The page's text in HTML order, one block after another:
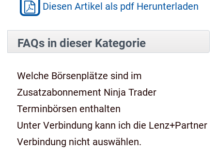
Diesen Artikel als pdf Herunterladen
FAQs in dieser Kategorie
Welche Börsenplätze sind im
Zusatzabonnement Ninja Trader
Terminbörsen enthalten
Unter Verbindung kann ich die Lenz+Partner
Verbindung nicht auswählen.